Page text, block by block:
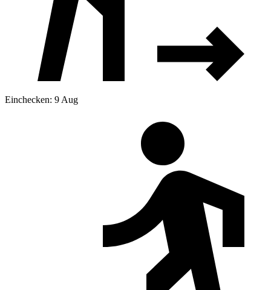
Einchecken: 9 Aug